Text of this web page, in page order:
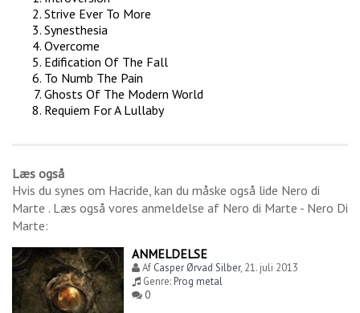
Strive Ever To More
Synesthesia
Overcome
Edification Of The Fall
To Numb The Pain
Ghosts Of The Modern World
Requiem For A Lullaby
Læs også
Hvis du synes om Hacride, kan du måske også lide Nero di
Marte . Læs også vores anmeldelse af Nero di Marte - Nero Di
Marte:
ANMELDELSE
Af Casper Ørvad Silber, 21. juli 2013
Genre:Prog metal
0